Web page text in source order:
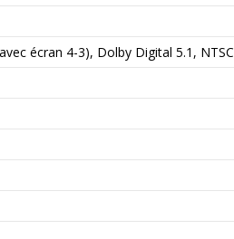
écran 4-3), Dolby Digital 5.1, NTSC